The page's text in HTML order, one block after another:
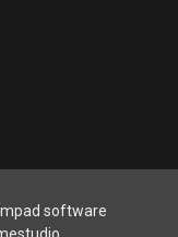
software